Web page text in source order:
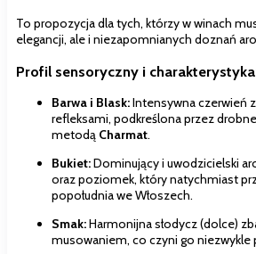
To propozycja dla tych, którzy w winach
elegancji, ale i niezapomnianych doznań
Profil sensoryczny i
Barwa i Blask:Intensywna czerwień
refleksami, podkreślona przez
metodą Charmat.
Bukiet:Dominujący i uwodzicielski
oraz poziomek, który natychmiast
popołudnia we Włoszech.
Smak:Harmonijna słodycz (dolce)
musowaniem, co czyni go niezwykle